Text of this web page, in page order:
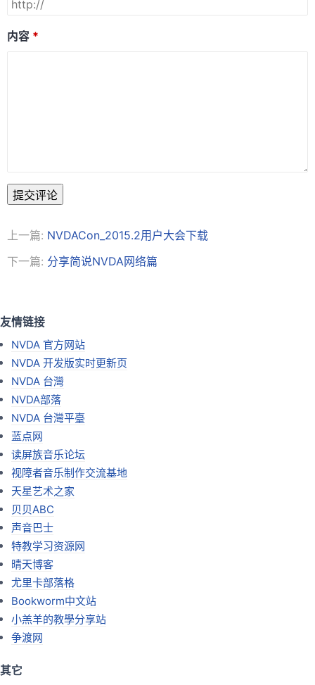
内容
提交评论
上一篇: NVDACon_2015.2用户大会下载
下一篇: 分享简说NVDA网络篇
友情链接
NVDA 官方网站
NVDA 开发版实时更新页
NVDA 台灣
NVDA部落
NVDA 台灣平臺
蓝点网
读屏族音乐论坛
视障者音乐制作交流基地
天星艺术之家
贝贝ABC
声音巴士
特教学习资源网
晴天博客
尤里卡部落格
Bookworm中文站
小羔羊的教學分享站
争渡网
其它